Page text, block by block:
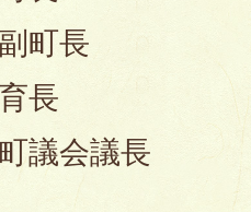
町長
長
議会議長